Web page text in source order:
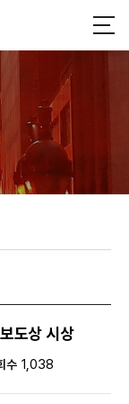
도상 시상
수 1,038